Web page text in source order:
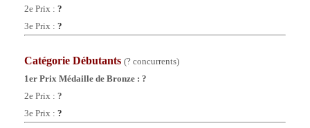
2e Prix : ?
3e Prix : ?
Catégorie Débutants (? concurrents)
1er Prix Médaille de Bronze : ?
2e Prix : ?
3e Prix : ?